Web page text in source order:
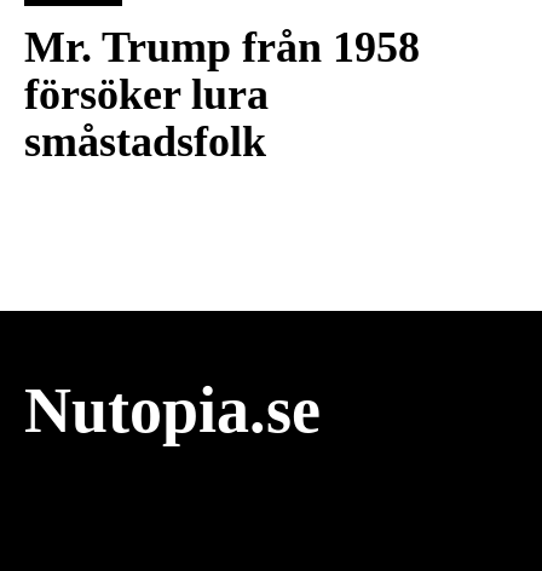
Mr. Trump från 1958
försöker lura
småstadsfolk
Nutopia.se